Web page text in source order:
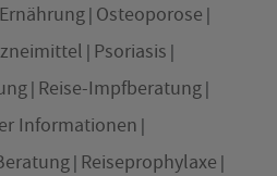
Osteoporose
Psoriasis
Reise-Impfberatung
Informationen
Reiseprophylaxe